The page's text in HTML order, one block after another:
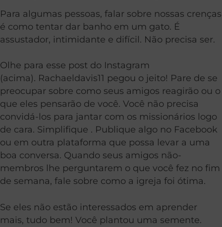
Para algumas pessoas, falar sobre nossas crenças
é como tentar dar banho em um gato. É
assustador, intimidante e difícil. Não precisa ser.
Olhe para esse post do Instagram
(acima). Rachaeldavis11 pegou o jeito! Pare de se
preocupar sobre como seus amigos reagirão ou o
que eles pensarão de você. Você não precisa
convidá-los para jantar com os missionários logo
de cara. Simplifique . Publique algo no Facebook
ou em outra plataforma que possa levar a uma
boa conversa. Quando seus amigos não-
membros lhe perguntarem o que você fez no fim
de semana, fale sobre como a igreja foi ótima.
Se eles não estão interessados ​​em aprender
mais, tudo bem! Você plantou uma semente.